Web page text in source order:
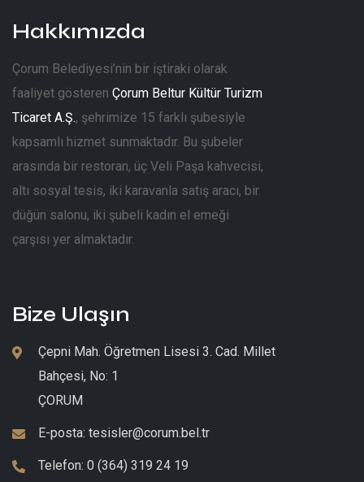
Hakkımızda
Çorum Belediyesi’nin bir iştiraki olarak
faaliyet gösteren Çorum Beltur Kültür Turizm
Ticaret A.Ş., şehrimize 15 farklı şubesiyle
kapsamlı hizmet sunmaktadır. Bu şubeler
arasında bir restoran, üç Veli Paşa kahvecisi,
altı sosyal tesis, iki karavanla satış aracı, bir
düğün salonu, iki şubeli kadın el emeği
çarşısı yer almaktadır.
Bize Ulaşın
Çepni Mah. Öğretmen Lisesi 3. Cad. Millet
Bahçesi, No: 1
ÇORUM
E-posta: tesisler@corum.bel.tr
Telefon: 0 (364) 319 24 19